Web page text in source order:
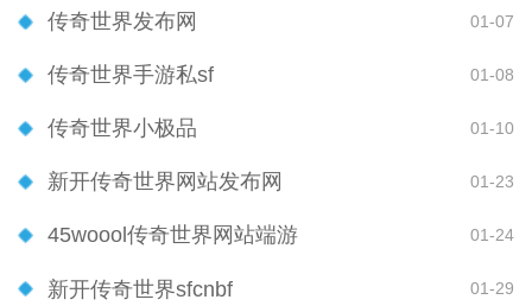
传奇世界发布网 01-07
传奇世界手游私sf 01-08
传奇世界小极品 01-10
新开传奇世界网站发布网 01-23
45woool传奇世界网站端游 01-24
新开传奇世界sfcnbf 01-29